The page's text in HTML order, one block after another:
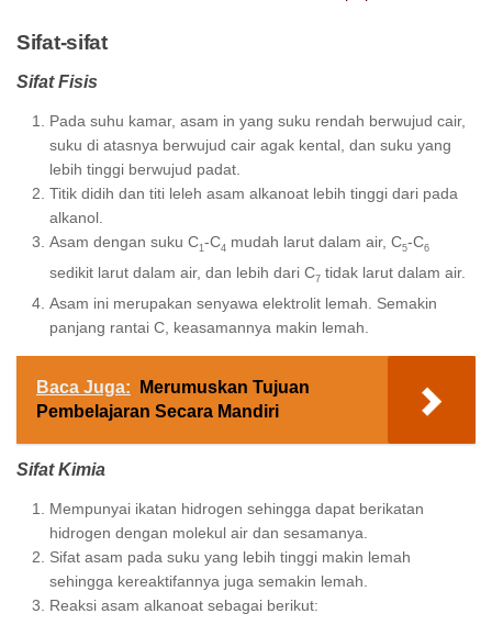
Sifat-sifat
Sifat Fisis
Pada suhu kamar, asam in yang suku rendah berwujud cair,
suku di atasnya berwujud cair agak kental, dan suku yang
lebih tinggi berwujud padat.
Titik didih dan titi leleh asam alkanoat lebih tinggi dari pada
alkanol.
Asam dengan suku C1-C4 mudah larut dalam air, C5-C6
sedikit larut dalam air, dan lebih dari C7 tidak larut dalam air.
Asam ini merupakan senyawa elektrolit lemah. Semakin
panjang rantai C, keasamannya makin lemah.
Baca Juga:
Merumuskan Tujuan
Pembelajaran Secara Mandiri
Sifat Kimia
Mempunyai ikatan hidrogen sehingga dapat berikatan
hidrogen dengan molekul air dan sesamanya.
Sifat asam pada suku yang lebih tinggi makin lemah
sehingga kereaktifannya juga semakin lemah.
Reaksi asam alkanoat sebagai berikut: